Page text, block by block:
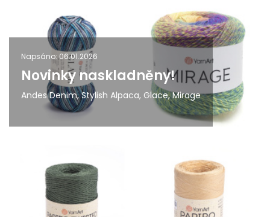
Napsáno: 06.01.2026
Novinky naskladněny!
Andes Denim, Stylish Alpaca, Glace, Mirage